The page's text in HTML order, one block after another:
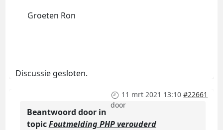
Groeten Ron
Discussie gesloten.
11 mrt 2021 13:10 #22661
door
Beantwoord door in
topicFoutmelding PHP verouderd